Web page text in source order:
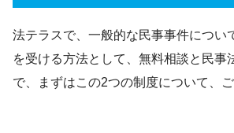
法テラスで、一般的な民事事件につい
を受ける方法として、無料相談と民事
で、まずはこの2つの制度について、ご